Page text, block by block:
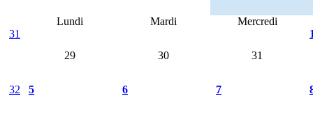
Lundi Mardi
Mercredi
31
29
30 31
32 5 6 7